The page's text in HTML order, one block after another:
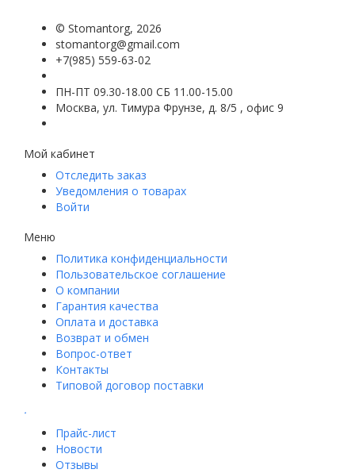
© Stomantorg, 2026
stomantorg@gmail.com
+7(985) 559-63-02
ПН-ПТ 09.30-18.00 СБ 11.00-15.00
Москва, ул. Тимура Фрунзе, д. 8/5 , офис 9
Мой кабинет
Отследить заказ
Уведомления о товарах
Войти
Меню
Политика конфиденциальности
Пользовательское соглашение
О компании
Гарантия качества
Оплата и доставка
Возврат и обмен
Вопрос-ответ
Контакты
Типовой договор поставки
.
Прайс-лист
Новости
Отзывы